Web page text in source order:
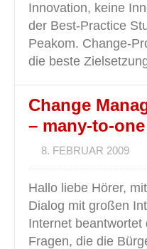
Innovation, keine
der Best-Practice
Peakom. Change-
die beste
Change
– many-to-
8. FEBRUAR 2009
Hallo liebe Hörer,
Dialog mit großen
Internet
Fragen, die die